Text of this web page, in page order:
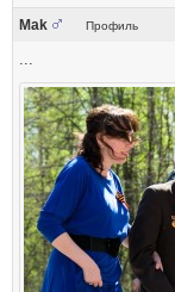
Mak Профиль
...